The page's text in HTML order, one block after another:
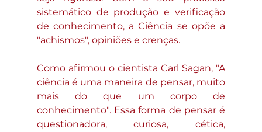
sistemático de produção e verificação
de conhecimento, a Ciência se opõe a
"achismos", opiniões e crenças.
Como afirmou o cientista Carl Sagan, "A
ciência é uma maneira de pensar, muito
mais do que um corpo de
conhecimento". Essa forma de pensar é
questionadora, curiosa, cética,